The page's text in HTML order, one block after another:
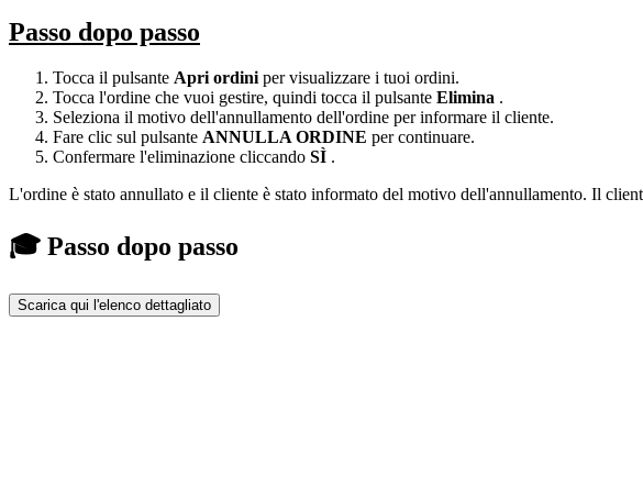
Passo dopo passo
Tocca il pulsante Apri ordiniper visualizzare i tuoi ordini.
Tocca l'ordine che vuoi gestire, quindi tocca il pulsante Elimina .
Seleziona il motivo dell'annullamento dell'ordine per informare il cliente.
Fare clic sul pulsante ANNULLA ORDINE per continuare.
Confermare l'eliminazione cliccando SÌ .
L'ordine è stato annullato e il cliente è stato informato del motivo dell'annullamento. Il
🎓 Passo dopo passo
Scarica qui l'elenco dettagliato